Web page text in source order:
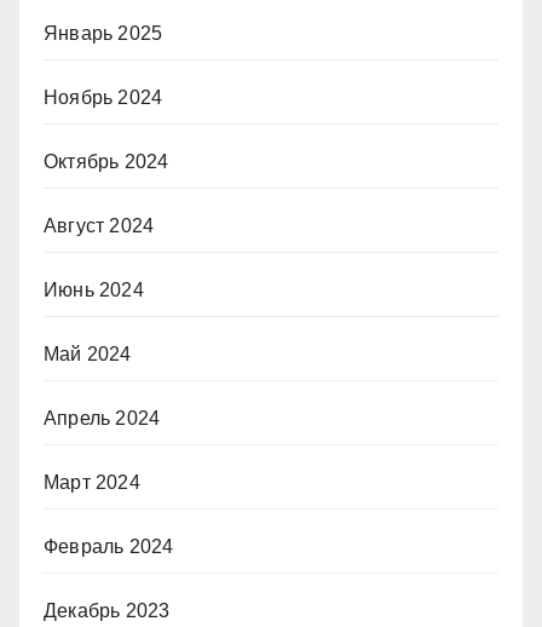
Январь 2025
Ноябрь 2024
Октябрь 2024
Август 2024
Июнь 2024
Май 2024
Апрель 2024
Март 2024
Февраль 2024
Декабрь 2023